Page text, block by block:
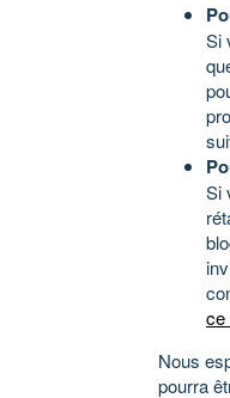
Si
Si
ce
Nous
pourra